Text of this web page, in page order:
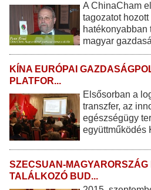
A ChinaCham
tagozatot
magyar
KÍNA EURÓPAI
PLATFOR...
Elsősorban a
transzfer, az
egészségügy
együttműködés
SZECSUAN-MAGYARORSZÁG
TALÁLKOZÓ BUD...